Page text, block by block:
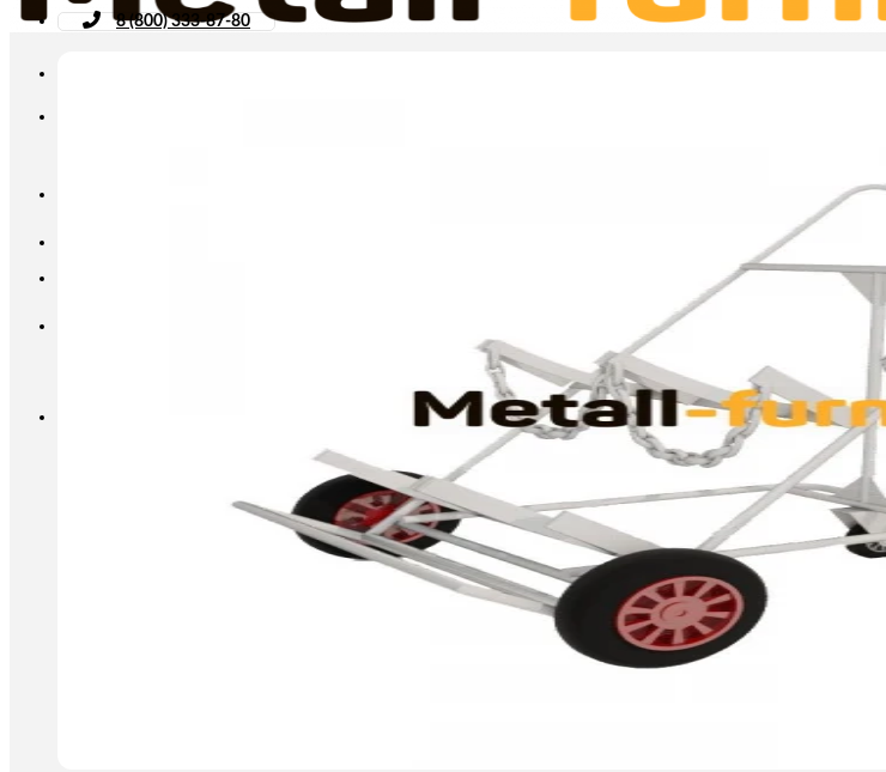
8 (800) 333-87-80